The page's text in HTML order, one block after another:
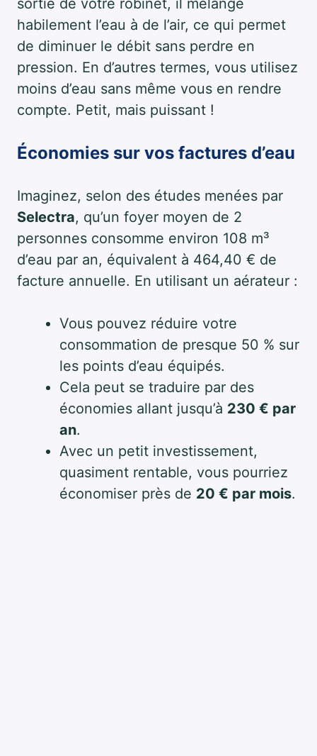
habilement l’eau à de l’air, ce qui permet
de diminuer le débit sans perdre en
pression. En d’autres termes, vous utilisez
moins d’eau sans même vous en rendre
compte. Petit, mais puissant !
Économies sur vos factures d’eau
Imaginez, selon des études menées par
Selectra, qu’un foyer moyen de 2
personnes consomme environ 108 m³
d’eau par an, équivalent à 464,40 € de
facture annuelle. En utilisant un aérateur :
Vous pouvez réduire votre
consommation de presque 50 % sur
les points d’eau équipés.
Cela peut se traduire par des
économies allant jusqu’à 230 € par
an.
Avec un petit investissement,
quasiment rentable, vous pourriez
économiser près de 20 € par mois.